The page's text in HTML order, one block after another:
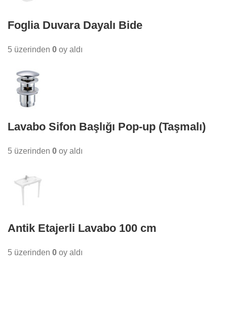
Foglia Duvara Dayalı Bide
5 üzerinden 0 oy aldı
Lavabo Sifon Başlığı Pop-up (Taşmalı)
5 üzerinden 0 oy aldı
Antik Etajerli Lavabo 100 cm
5 üzerinden 0 oy aldı